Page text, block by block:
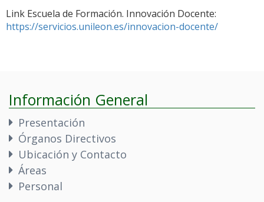
Link Escuela de Formación. Innovación Docente:
https://servicios.unileon.es/innovacion-docente/
Información General
Presentación
Órganos Directivos
Ubicación y Contacto
Áreas
Personal